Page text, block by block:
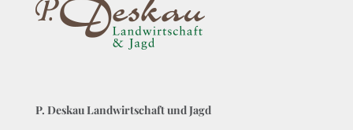
P. Deskau Landwirtschaft und Jagd